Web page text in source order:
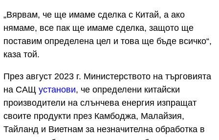
„Вярвам, че ще имаме сделка с Китай, а ако
нямаме, все пак ще имаме сделка, защото ще
поставим определена цел и това ще бъде всичко“,
каза той.
През август 2023 г. Министерството на търговията
на САЩ установи, че определени китайски
производители на слънчева енергия изпращат
своите продукти през Камбоджа, Малайзия,
Тайланд и Виетнам за незначителна обработка в